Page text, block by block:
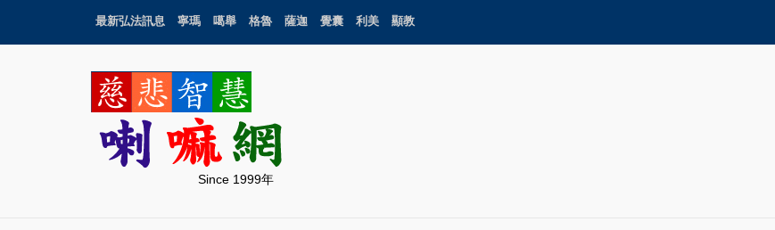
最新弘法訊息 寧瑪 噶舉 格魯 薩迦 覺囊 利美 顯教
Since 1999年